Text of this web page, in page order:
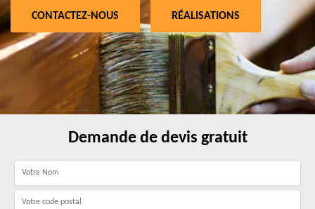
CONTACTEZ-NOUS RÉALISATIONS
Demande de devis gratuit